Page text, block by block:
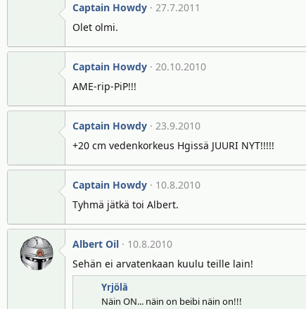
Captain Howdy
27.7.2011
Olet olmi.
Captain Howdy
20.10.2010
AME-rip-PiP!!!
Captain Howdy
23.9.2010
+20 cm vedenkorkeus Hgissä JUURI NYT!!!!!
Captain Howdy
10.8.2010
Tyhmä jätkä toi Albert.
Albert Oil
10.8.2010
Sehän ei arvatenkaan kuulu teille lain!
Yrjölä
Näin ON... näin on beibi näin on!!!